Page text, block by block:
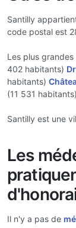
Santilly
code postal est
Les plus
402 habitants)
habitants)
(11 531
Santilly est une
Les
Il n'y a pas de